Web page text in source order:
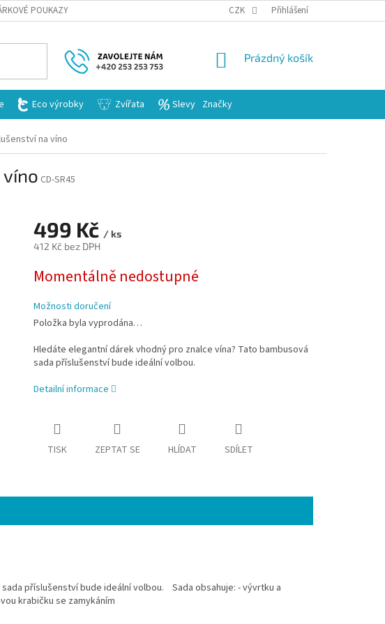
POUKAZY CZK Přihlášení
NÁKUPNÍ
Prázdný košík
Eco výrobky Zvířata Slevy Značky
na víno
CD-SR45
499 Kč / ks
412 Kč bez DPH
cena:
Momentálně nedostupné
Možnosti doručení
Položka byla vyprodána…
Hledáte elegantní dárek vhodný pro znalce vína? Tato bambusová
sada příslušenství bude ideální volbou.
Detailní informace
TISK ZEPTAT SE HLÍDAT SDÍLET
příslušenství bude ideální volbou. Sada obsahuje: - vývrtku a
krabičku se zamykáním